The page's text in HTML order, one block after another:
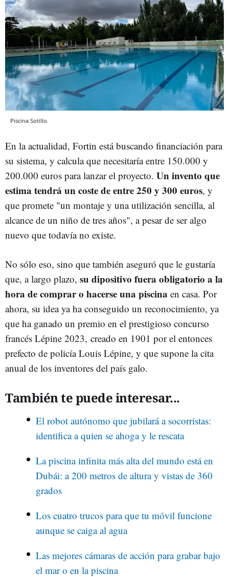
Piscina Sotillo.
En la actualidad, Fortin está buscando financiación para
su sistema, y calcula que necesitaría entre 150.000 y
200.000 euros para lanzar el proyecto. Un invento que
estima tendrá un coste de entre 250 y 300 euros, y
que promete "un montaje y una utilización sencilla, al
alcance de un niño de tres años", a pesar de ser algo
nuevo que todavía no existe.
No sólo eso, sino que también aseguró que le gustaría
que, a largo plazo, su dipositivo fuera obligatorio a la
hora de comprar o hacerse una piscina en casa. Por
ahora, su idea ya ha conseguido un reconocimiento, ya
que ha ganado un premio en el prestigioso concurso
francés Lépine 2023, creado en 1901 por el entonces
prefecto de policía Louis Lépine, y que supone la cita
anual de los inventores del país galo.
También te puede interesar...
El robot autónomo que jubilará a socorristas:
identifica a quien se ahoga y le rescata
La piscina infinita más alta del mundo está en
Dubái: a 200 metros de altura y vistas de 360
grados
Los cuatro trucos para que tu móvil funcione
aunque se caiga al agua
Las mejores cámaras de acción para grabar bajo
el mar o en la piscina